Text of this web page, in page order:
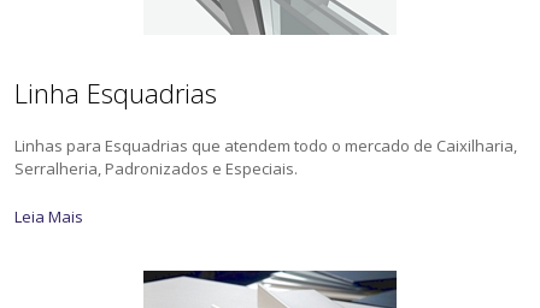
Linha Esquadrias
Linhas para Esquadrias que atendem todo o mercado de Caixilharia,
Serralheria, Padronizados e Especiais.
Leia Mais